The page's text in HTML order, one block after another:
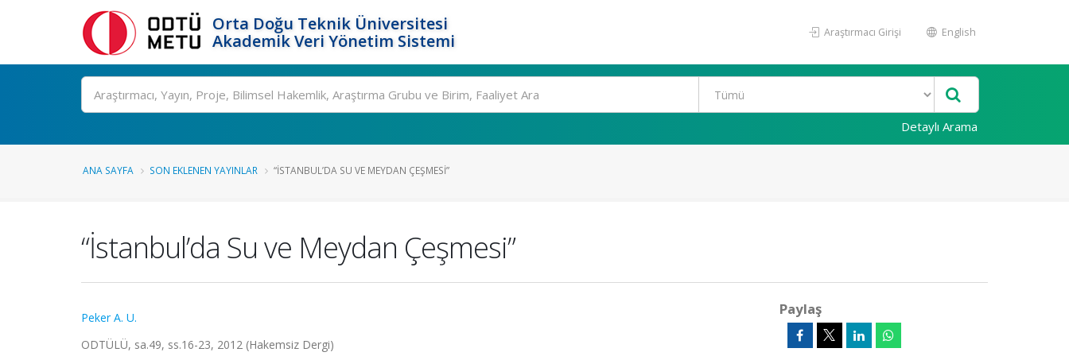
Orta Doğu Teknik Üniversitesi
Akademik Veri Yönetim Sistemi
Araştırmacı Girişi English
Ara
Detaylı Arama
ANA SAYFA SON EKLENEN YAYINLAR “İSTANBUL’DA SU VE MEYDAN ÇEŞMESI”
“İstanbul’da Su ve Meydan Çeşmesi”
Peker A. U.
ODTÜLÜ, sa.49, ss.16-23, 2012 (Hakemsiz Dergi)
Paylaş